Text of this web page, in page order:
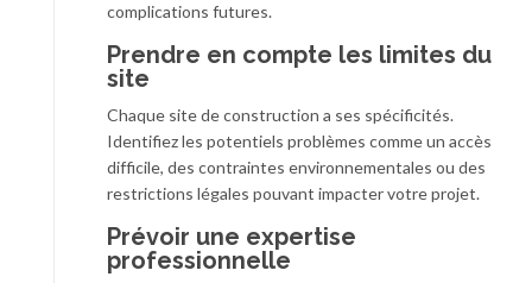
complications futures.
Prendre en compte les limites du
site
Chaque site de construction a ses spécificités.
Identifiez les potentiels problèmes comme un accès
difficile, des contraintes environnementales ou des
restrictions légales pouvant impacter votre projet.
Prévoir une expertise
professionnelle